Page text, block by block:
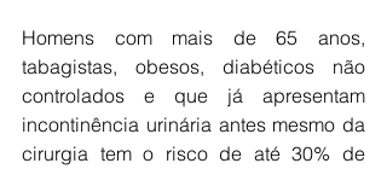
Homens com mais de 65 anos,
tabagistas, obesos, diabéticos não
controlados e que já apresentam
incontinência urinária antes mesmo da
cirurgia tem o risco de até 30% de